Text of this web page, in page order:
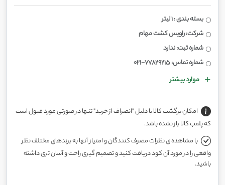
بسته بندی : 1 لیتر
شرکت: راویس کشت مهام
شماره ثبت: ندارد
شماره تماس: 77829215-021
موارد بیشتر
امکان برگشت کالا با دلیل "انصراف از خرید" تنها در صورتی مورد قبول است
که پلمب کالا باز نشده باشد.
با مشاهده ی نظرات مصرف کنندگان و امتیاز آنها به برندهای مختلف نظر
واقعی را در مورد آن کود دریافت کنید و تصمیم گیری راحت و آسان تری داشته
باشید.